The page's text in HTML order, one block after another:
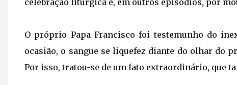
celebração litúrgica e, em outros episódios, por
O próprio Papa Francisco foi testemunho do
ocasião, o sangue se liquefez diante do olhar do
Por isso, tratou-se de um fato extraordinário, que